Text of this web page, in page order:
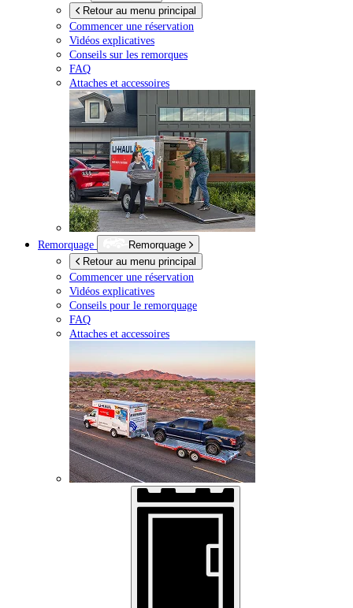
Retour au menu principal
Commencer une réservation
Vidéos explicatives
Conseils sur les remorques
FAQ
Attaches et accessoires
Remorquage
Remorquage
Retour au menu principal
Commencer une réservation
Vidéos explicatives
Conseils pour le remorquage
FAQ
Attaches et accessoires